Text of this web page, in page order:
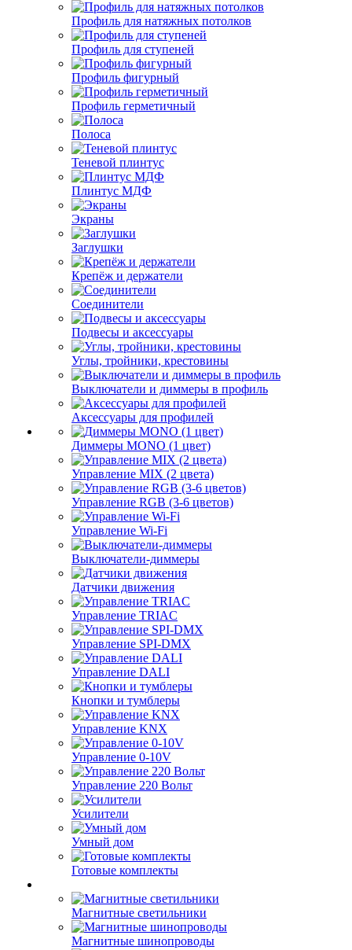
Профиль для натяжных потолков
Профиль для ступеней
Профиль фигурный
Профиль герметичный
Полоса
Теневой плинтус
Плинтус МДФ
Экраны
Заглушки
Крепёж и держатели
Соединители
Подвесы и аксессуары
Углы, тройники, крестовины
Выключатели и диммеры в профиль
Аксессуары для профилей
Диммеры MONO (1 цвет)
Управление MIX (2 цвета)
Управление RGB (3-6 цветов)
Управление Wi-Fi
Выключатели-диммеры
Датчики движения
Управление TRIAC
Управление SPI-DMX
Управление DALI
Кнопки и тумблеры
Управление KNX
Управление 0-10V
Управление 220 Вольт
Усилители
Умный дом
Готовые комплекты
Магнитные светильники
Магнитные шинопроводы